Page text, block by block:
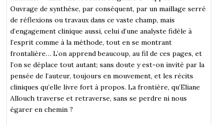
Ouvrage de synthèse, par conséquent, par un maillage serré
de réflexions ou travaux dans ce vaste champ, mais
d’engagement clinique aussi, celui d’une analyste fidèle à
l’esprit comme à la méthode, tout en se montrant
frontalière… L’on apprend beaucoup, au fil de ces pages, et
l’on se déplace tout autant; sans doute y est-on invité par la
pensée de l’auteur, toujours en mouvement, et les récits
cliniques qu’elle livre fort à propos. La frontière, qu’Eliane
Allouch traverse et retraverse, sans se perdre ni nous
égarer en chemin ?